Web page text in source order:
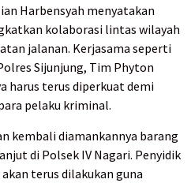
Harbensyah menyatakan
kolaborasi lintas wilayah
jalanan. Kerjasama seperti
Sijunjung, Tim Phyton
harus terus diperkuat demi
pelaku kriminal.
kembali diamankannya barang
di Polsek IV Nagari. Penyidik
terus dilakukan guna